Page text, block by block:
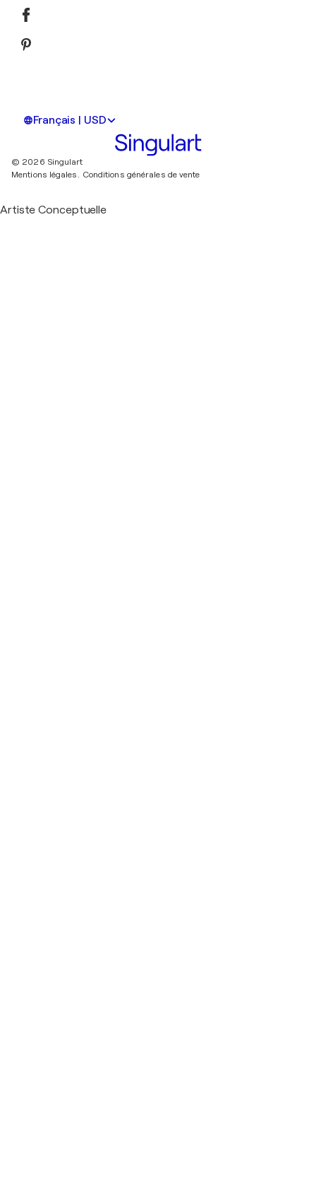
Français | USD
© 2026 Singulart
Mentions légales.
Conditions générales de vente
Artiste Conceptuelle